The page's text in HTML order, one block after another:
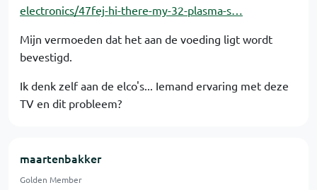
electronics/47fej-hi-there-my-32-plasma-s…
Mijn vermoeden dat het aan de voeding ligt wordt
bevestigd.
Ik denk zelf aan de elco's... Iemand ervaring met deze
TV en dit probleem?
maartenbakker
Golden Member